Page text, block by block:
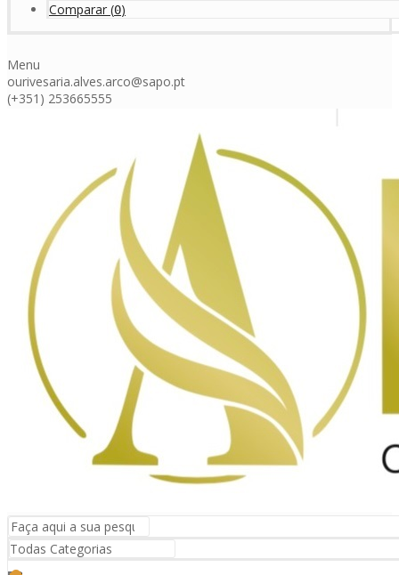
Comparar (0)
Menu
ourivesaria.alves.arco@sapo.pt
(+351) 253665555